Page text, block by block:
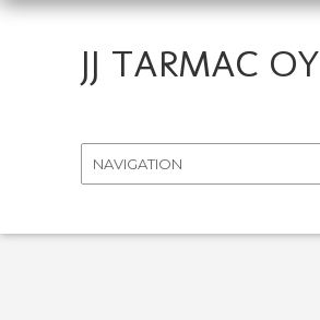
JJ TARMAC OY